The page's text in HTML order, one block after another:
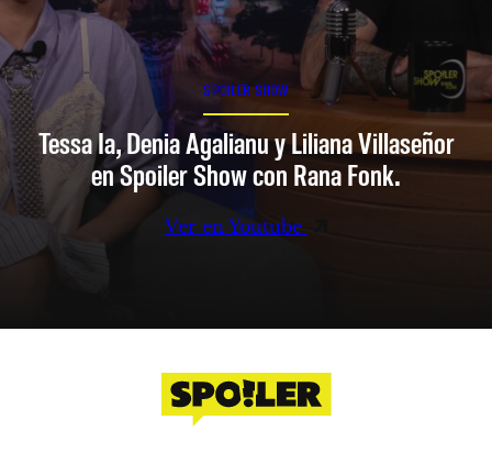
SPOILER SHOW
Tessa Ia, Denia Agalianu y Liliana Villaseñor
en Spoiler Show con Rana Fonk.
Ver en Youtube